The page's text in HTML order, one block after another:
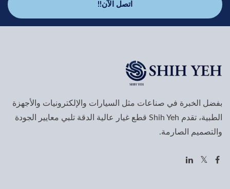
اتصل الآن!!
بفضل الخبرة في صناعات مثل السيارات والإلكترونيات والأجهزة
الطبية، تقدم Shih Yeh قطع غيار عالية الدقة تلبي معايير الجودة
والتصميم الصارمة.